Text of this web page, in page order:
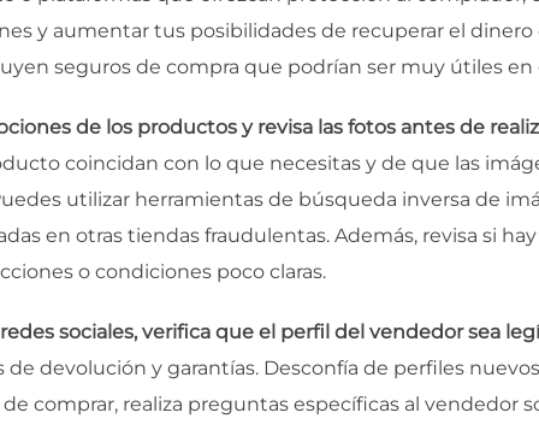
y aumentar tus posibilidades de recuperar el dinero
seguros de compra que podrían ser muy útiles en
de los productos y revisa las fotos antes de
coincidan con lo que necesitas y de que las
utilizar herramientas de búsqueda inversa de
en otras tiendas fraudulentas. Además, revisa si
o condiciones poco claras.
sociales, verifica que el perfil del vendedor sea
devolución y garantías. Desconfía de perfiles
comprar, realiza preguntas específicas al vendedor